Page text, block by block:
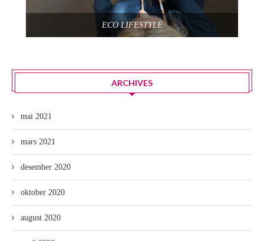
ECO LIFESTYLE
ARCHIVES
mai 2021
mars 2021
desember 2020
oktober 2020
august 2020